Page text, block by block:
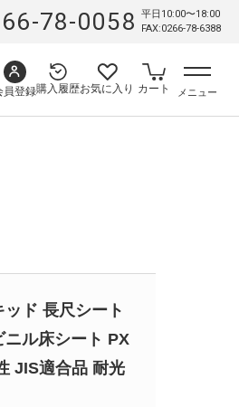
78-0058
平日10:00〜18:00
FAX:0266-78-6388
員登録購入履歴お気に入り カート メニュー
ド 長尺シート
ル床シート PX
JIS適合品 耐光